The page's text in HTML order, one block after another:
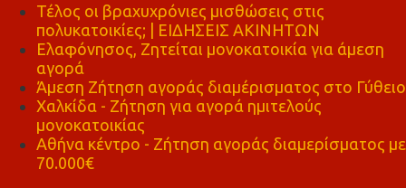
Τέλος οι βραχυχρόνιες μισθώσεις στις
πολυκατοικίες; | ΕΙΔΗΣΕΙΣ ΑΚΙΝΗΤΩΝ
Ελαφόνησος, Ζητείται μονοκατοικία για άμεση
αγορά
Άμεση Ζήτηση αγοράς διαμέρισματος στο Γύθειο
Χαλκίδα - Ζήτηση για αγορά ημιτελούς
μονοκατοικίας
Αθήνα κέντρο - Ζήτηση αγοράς διαμερίσματος με
70.000€